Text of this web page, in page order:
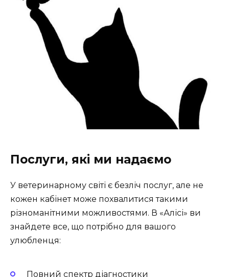
Послуги, які ми надаємо
У ветеринарному світі є безліч послуг, але не
кожен кабінет може похвалитися такими
різноманітними можливостями. В «Алісі» ви
знайдете все, що потрібно для вашого
улюбленця:
Повний спектр діагностики